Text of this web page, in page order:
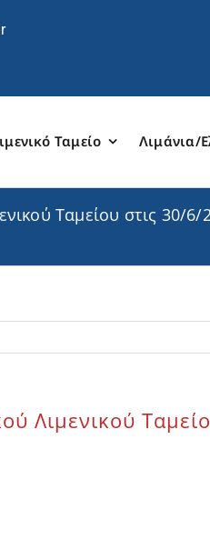
Ταμείο Λιμάνια/
Ταμείου στις 30/6/
Λιμενικού